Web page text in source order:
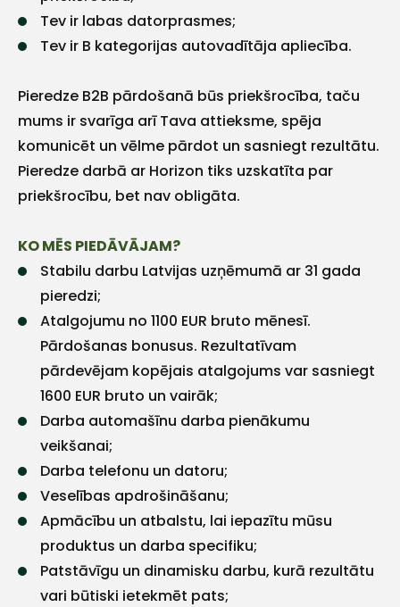
Tev ir labas datorprasmes;
Tev ir B kategorijas autovadītāja apliecība.
Pieredze B2B pārdošanā būs priekšrocība, taču
mums ir svarīga arī Tava attieksme, spēja
komunicēt un vēlme pārdot un sasniegt rezultātu.
Pieredze darbā ar Horizon tiks uzskatīta par
priekšrocību, bet nav obligāta.
KO MĒS PIEDĀVĀJAM?
Stabilu darbu Latvijas uzņēmumā ar 31 gada
pieredzi;
Atalgojumu no 1100 EUR bruto mēnesī.
Pārdošanas bonusus. Rezultatīvam
pārdevējam kopējais atalgojums var sasniegt
1600 EUR bruto un vairāk;
Darba automašīnu darba pienākumu
veikšanai;
Darba telefonu un datoru;
Veselības apdrošināšanu;
Apmācību un atbalstu, lai iepazītu mūsu
produktus un darba specifiku;
Patstāvīgu un dinamisku darbu, kurā rezultātu
vari būtiski ietekmēt pats;
Sazinies
ar
pēc
iespējas
Vārds
Kontakttālrunis
+